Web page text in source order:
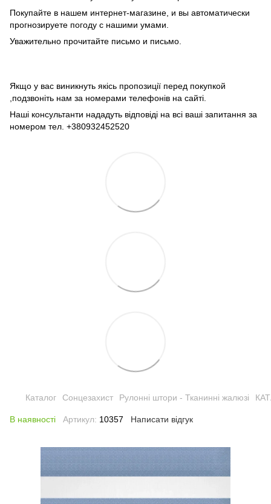
Покупайте в нашем интернет-магазине, и вы автоматически
прогнозируете погоду с нашими умами.
Уважительно прочитайте письмо и письмо.
Якщо у вас виникнуть якісь пропозиції перед покупкой
,подзвоніть нам за номерами телефонів на сайті.
Наші консультанти нададуть відповіді на всі ваші запитання за
номером тел. +380932452520
Каталог Сонцезахист Рулонні штори - Тканинні жалюзі
В наявності Артикул: 10357 Написати відгук